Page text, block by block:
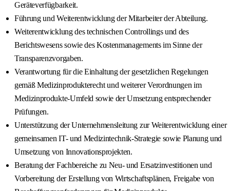
Geräteverfügbarkeit.
Führung und Weiterentwicklung der Mitarbeiter der Abteilung.
Weiterentwicklung des technischen Controllings und des
Berichtswesens sowie des Kostenmanagements im Sinne der
Transparenzvorgaben.
Verantwortung für die Einhaltung der gesetzlichen Regelungen
gemäß Medizinprodukterecht und weiterer Verordnungen im
Medizinprodukte-Umfeld sowie der Umsetzung entsprechender
Prüfungen.
Unterstützung der Unternehmensleitung zur Weiterentwicklung einer
gemeinsamen IT- und Medizintechnik-Strategie sowie Planung und
Umsetzung von Innovationsprojekten.
Beratung der Fachbereiche zu Neu- und Ersatzinvestitionen und
Vorbereitung der Erstellung von Wirtschaftsplänen, Freigabe von